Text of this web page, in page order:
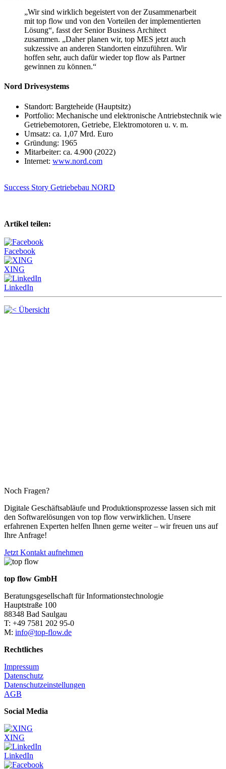
„Wir sind wirklich begeistert von der Zusammenarbeit
mit top flow und von den Vorteilen der implementierten
Lösung“, fasst der Senior Business Architect
zusammen. „Daher planen wir, top MES jetzt auch
sukzessive an anderen Standorten einzuführen. Wir
hoffen sehr, auch dafür wieder top flow als Partner
gewinnen zu können.“
Nord Drivesystems
Standort: Bargteheide (Hauptsitz)
Portfolio: Mechanische und elektronische Antriebstechnik wie
Getriebemotoren, Getriebe, Elektromotoren u. v. m.
Umsatz: ca. 1,07 Mrd. Euro
Gründung: 1965
Mitarbeiter: ca. 4.900 (2022)
Internet: www.nord.com
Success Story Getriebebau NORD
Artikel teilen:
Facebook
XING
LinkedIn
Übersicht
Noch Fragen?
Digitale Geschäftsabläufe und Produktionsprozesse lassen sich mit
den Softwarelösungen von top flow verwirklichen. Unsere
erfahrenen Experten helfen Ihnen gerne weiter – wir freuen uns auf
Ihre Anfrage!
Jetzt Kontakt aufnehmen
top flow GmbH
Beratungsgesellschaft für Informationstechnologie
Hauptstraße 100
88348 Bad Saulgau
T: +49 7581 202 95-0
M: info@top-flow.de
Rechtliches
Impressum
Datenschutz
Datenschutzeinstellungen
AGB
Social Media
XING
LinkedIn